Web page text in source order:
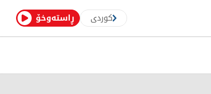
ڕاستەوخۆ کوردی